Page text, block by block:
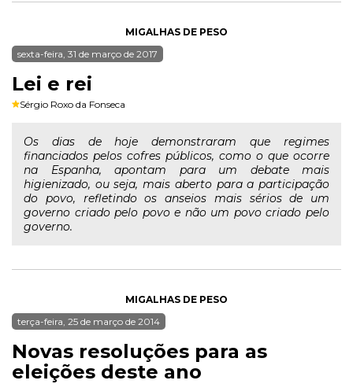
MIGALHAS DE PESO
sexta-feira, 31 de março de 2017
Lei e rei
Sérgio Roxo da Fonseca
Os dias de hoje demonstraram que regimes
financiados pelos cofres públicos, como o que ocorre
na Espanha, apontam para um debate mais
higienizado, ou seja, mais aberto para a participação
do povo, refletindo os anseios mais sérios de um
governo criado pelo povo e não um povo criado pelo
governo.
MIGALHAS DE PESO
terça-feira, 25 de março de 2014
Novas resoluções para as
eleições deste ano